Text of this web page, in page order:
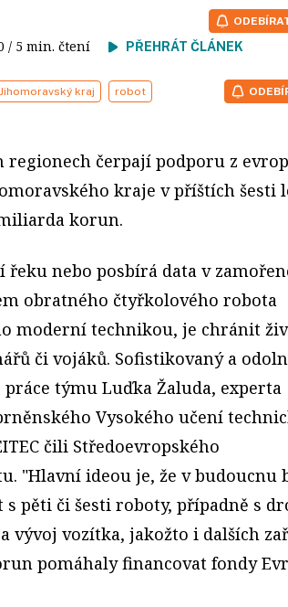
/ 5 min. čtení PŘEHRÁT ČLÁNEK
Jihomoravský kraj robot
regionech čerpají podporu z
kraje v příštích šesti
korun.
nebo posbírá data v
obratného čtyřkolového robota
moderní technikou, je chránit
či vojáků. Sofistikovaný a
týmu Luďka Žaluda, experta
Vysokého učení
čili Středoevropského
"Hlavní ideou je, že v budoucnu
pěti či šesti roboty, případně s
vývoj vozítka, jakožto i dalších
pomáhaly financovat fondy